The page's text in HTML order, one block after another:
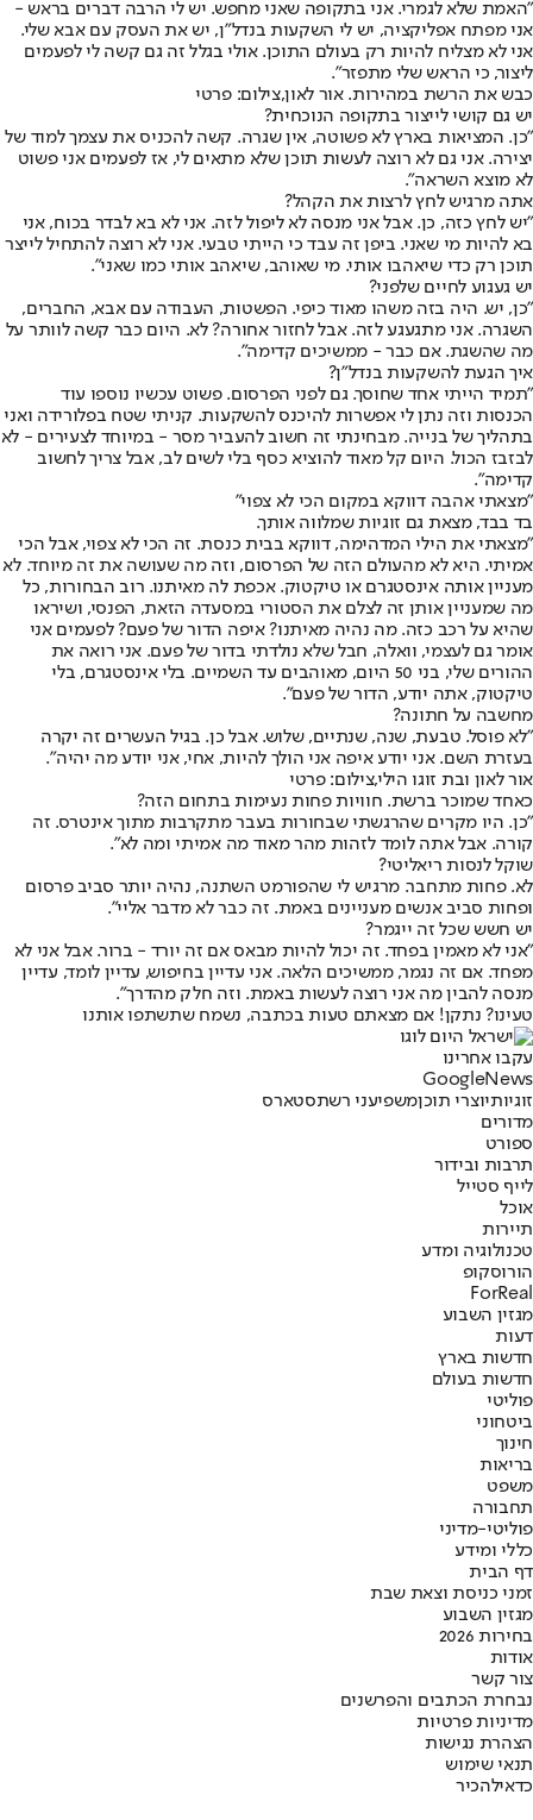
"האמת שלא לגמרי. אני בתקופה שאני מחפש. יש לי הרבה דברים בראש -
אני מפתח אפליקציה, יש לי השקעות בנדל”ן, יש את העסק עם אבא שלי.
אני לא מצליח להיות רק בעולם התוכן. אולי בגלל זה גם קשה לי לפעמים
ליצור, כי הראש שלי מתפזר".
כבש את הרשת במהירות. אור לאון,צילום: פרטי
יש גם קושי לייצור בתקופה הנוכחית?
"כן. המציאות בארץ לא פשוטה, אין שגרה. קשה להכניס את עצמך למוד של
יצירה. אני גם לא רוצה לעשות תוכן שלא מתאים לי, אז לפעמים אני פשוט
לא מוצא השראה".
אתה מרגיש לחץ לרצות את הקהל?
"יש לחץ כזה, כן. אבל אני מנסה לא ליפול לזה. אני לא בא לבדר בכוח, אני
בא להיות מי שאני. ביפן זה עבד כי הייתי טבעי. אני לא רוצה להתחיל לייצר
תוכן רק כדי שיאהבו אותי. מי שאוהב, שיאהב אותי כמו שאני".
יש געגוע לחיים שלפני?
"כן, יש. היה בזה משהו מאוד כיפי. הפשטות, העבודה עם אבא, החברים,
השגרה. אני מתגעגע לזה. אבל לחזור אחורה? לא. היום כבר קשה לוותר על
מה שהשגת. אם כבר - ממשיכים קדימה".
איך הגעת להשקעות בנדל"ן?
"תמיד הייתי אחד שחוסך. גם לפני הפרסום. פשוט עכשיו נוספו עוד
הכנסות וזה נתן לי אפשרות להיכנס להשקעות. קניתי שטח בפלורידה ואני
בתהליך של בנייה. מבחינתי זה חשוב להעביר מסר - במיוחד לצעירים - לא
לבזבז הכול. היום קל מאוד להוציא כסף בלי לשים לב, אבל צריך לחשוב
קדימה".
"מצאתי אהבה דווקא במקום הכי לא צפוי"
בד בבד, מצאת גם זוגיות שמלווה אותך.
"מצאתי את הילי המדהימה, דווקא בבית כנסת. זה הכי לא צפוי, אבל הכי
אמיתי. היא לא מהעולם הזה של הפרסום, וזה מה שעושה את זה מיוחד. לא
מעניין אותה אינסטגרם או טיקטוק. אכפת לה מאיתנו. רוב הבחורות, כל
מה שמעניין אותן זה לצלם את הסטורי במסעדה הזאת, הפנסי, ושיראו
שהיא על רכב כזה. מה נהיה מאיתנו? איפה הדור של פעם? לפעמים אני
אומר גם לעצמי, וואלה, חבל שלא נולדתי בדור של פעם. אני רואה את
ההורים שלי, בני 50 היום, מאוהבים עד השמיים. בלי אינסטגרם, בלי
טיקטוק, אתה יודע, הדור של פעם".
מחשבה על חתונה?
"לא פוסל. טבעת, שנה, שנתיים, שלוש. אבל כן. בגיל העשרים זה יקרה
בעזרת השם. אני יודע איפה אני הולך להיות, אחי, אני יודע מה יהיה".
אור לאון ובת זוגו הילי,צילום: פרטי
כאחד שמוכר ברשת. חוויות פחות נעימות בתחום הזה?
"כן. היו מקרים שהרגשתי שבחורות בעבר מתקרבות מתוך אינטרס. זה
קורה. אבל אתה לומד לזהות מהר מאוד מה אמיתי ומה לא".
שוקל לנסות ריאליטי?
לא. פחות מתחבר. מרגיש לי שהפורמט השתנה, נהיה יותר סביב פרסום
ופחות סביב אנשים מעניינים באמת. זה כבר לא מדבר אליי".
יש חשש שכל זה ייגמר?
"אני לא מאמין בפחד. זה יכול להיות מבאס אם זה יורד - ברור. אבל אני לא
מפחד. אם זה נגמר, ממשיכים הלאה. אני עדיין בחיפוש, עדיין לומד, עדיין
מנסה להבין מה אני רוצה לעשות באמת. וזה חלק מהדרך".
טעינו? נתקן! אם מצאתם טעות בכתבה, נשמח שתשתפו אותנו
עקבו אחרינו
Googl eNews
זוגיותיוצרי תוכןמשפיעני רשתסטארס
מדורים
ספורט
תרבות ובידור
לייף סטייל
אוכל
תיירות
טכנולוגיה ומדע
הורוסקופ
ForReal
מגזין השבוע
דעות
חדשות בארץ
חדשות בעולם
פוליטי
ביטחוני
חינוך
בריאות
משפט
תחבורה
פוליטי-מדיני
כללי ומידע
דף הבית
זמני כניסת וצאת שבת
מגזין השבוע
בחירות 2026
אודות
צור קשר
נבחרת הכתבים והפרשנים
מדיניות פרטיות
הצהרת נגישות
תנאי שימוש
כדאילהכיר